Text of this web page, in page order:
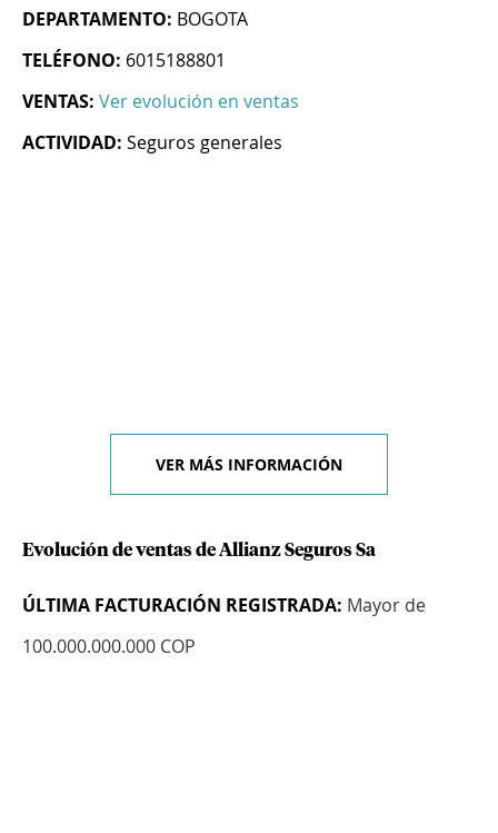
DEPARTAMENTO: BOGOTA
TELÉFONO: 6015188801
VENTAS: Ver evolución en ventas
ACTIVIDAD: Seguros generales
VER MÁS INFORMACIÓN
Evolución de ventas de Allianz Seguros Sa
ÚLTIMA FACTURACIÓN REGISTRADA: Mayor de
100.000.000.000 COP